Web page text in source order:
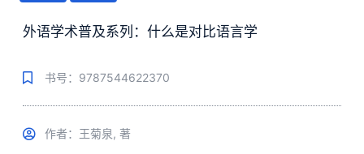
外语学术普及系列：什么是对比语言学
书号：9787544622370
作者：王菊泉, 著